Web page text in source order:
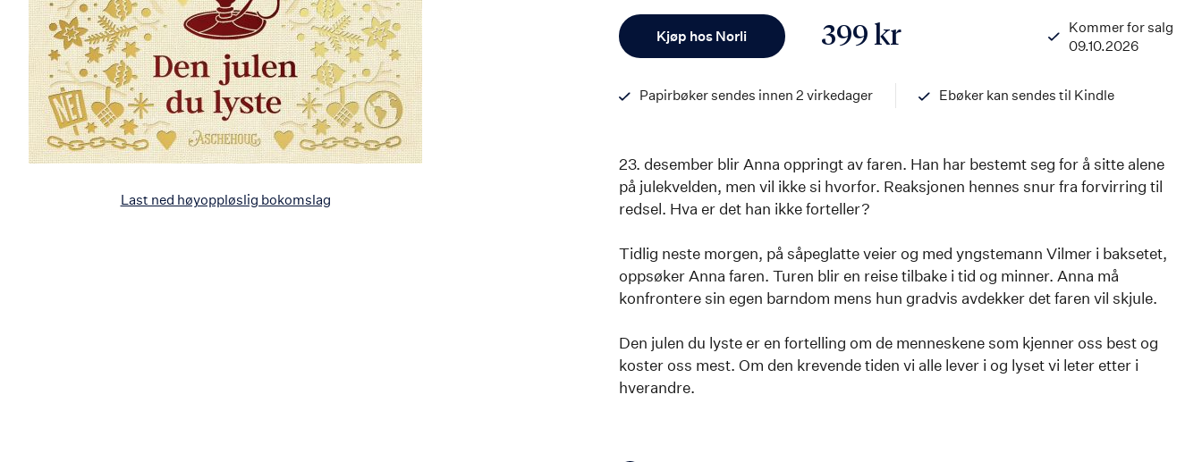
Last ned høyoppløslig bokomslag
Kjøp hos Norli 399 kr
Kommer for salg
09.10.2026
Papirbøker sendes innen 2 virkedager Ebøker kan sendes til Kindle
23. desember blir Anna oppringt av faren. Han har bestemt seg for å sitte alene
på julekvelden, men vil ikke si hvorfor. Reaksjonen hennes snur fra forvirring til
redsel. Hva er det han ikke forteller?
Tidlig neste morgen, på såpeglatte veier og med yngstemann Vilmer i baksetet,
oppsøker Anna faren. Turen blir en reise tilbake i tid og minner. Anna må
konfrontere sin egen barndom mens hun gradvis avdekker det faren vil skjule.
Den julen du lyste er en fortelling om de menneskene som kjenner oss best og
koster oss mest. Om den krevende tiden vi alle lever i og lyset vi leter etter i
hverandre.